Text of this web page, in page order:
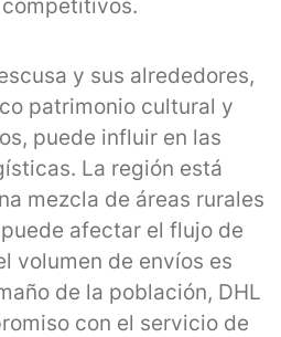
y sus alrededores,
patrimonio cultural y
puede influir en las
La región está
mezcla de áreas rurales
afectar el flujo de
volumen de envíos es
de la población, DHL
con el servicio de